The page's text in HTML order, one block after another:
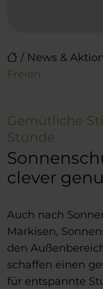
/ News &
Freien
Gemütliche
Stunde
clever
Auch nach
Markisen,
den
schaffen einen
für entspannte